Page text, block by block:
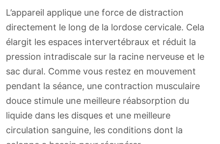
L’appareil applique une force de distraction
directement le long de la lordose cervicale. Cela
élargit les espaces intervertébraux et réduit la
pression intradiscale sur la racine nerveuse et le
sac dural. Comme vous restez en mouvement
pendant la séance, une contraction musculaire
douce stimule une meilleure réabsorption du
liquide dans les disques et une meilleure
circulation sanguine, les conditions dont la